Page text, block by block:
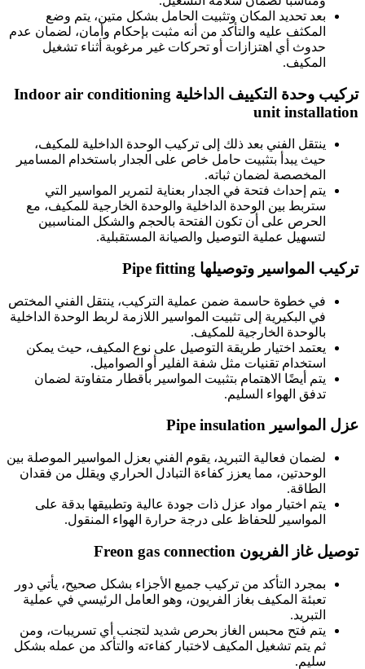
بعد تحديد المكان وتثبيت الحامل بشكل متين، يتم وضع
المكثف عليه والتأكد من أنه مثبت بإحكام وأمان، لضمان عدم
حدوث أي اهتزازات أو تحركات غير مرغوبة أثناء تشغيل
المكيف.
تركيب وحدة التكييف الداخلية Indoor air conditioning
unit installation
ينتقل الفني بعد ذلك إلى تركيب الوحدة الداخلية للمكيف،
حيث يبدأ بتثبيت حامل خاص على الجدار باستخدام المسامير
المخصصة لضمان ثباته.
يتم إحداث فتحة في الجدار بعناية لتمرير المواسير التي
ستربط بين الوحدة الداخلية والوحدة الخارجية للمكيف، مع
الحرص على أن تكون الفتحة بالحجم والشكل المناسبين
لتسهيل عملية التوصيل والصيانة المستقبلية.
تركيب المواسير وتوصيلها Pipe fitting
في خطوة حاسمة ضمن عملية التركيب، ينتقل الفني المختص
في البكيرية إلى تثبيت المواسير اللازمة لربط الوحدة الداخلية
بالوحدة الخارجية للمكيف.
يعتمد اختيار طريقة التوصيل على نوع المكيف، حيث يمكن
استخدام تقنيات مثل شفة الفلير أو الصواميل.
يتم أيضًا الاهتمام بتثبيت المواسير بأقطار متفاوتة لضمان
تدفق الهواء السليم.
عزل المواسير Pipe insulation
لضمان فعالية التبريد، يقوم الفني بعزل المواسير الموصلة بين
الوحدتين، مما يعزز كفاءة التبادل الحراري ويقلل من فقدان
الطاقة.
يتم اختيار مواد عزل ذات جودة عالية وتطبيقها بدقة على
المواسير للحفاظ على درجة حرارة الهواء المنقول.
توصيل غاز الفريون Freon gas connection
بمجرد التأكد من تركيب جميع الأجزاء بشكل صحيح، يأتي دور
تعبئة المكيف بغاز الفريون، وهو العامل الرئيسي في عملية
التبريد.
يتم فتح محبس الغاز بحرص شديد لتجنب أي تسريبات، ومن
ثم يتم تشغيل المكيف لاختبار كفاءته والتأكد من عمله بشكل
سليم.